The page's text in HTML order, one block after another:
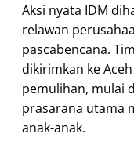
Aksi nyata IDM
relawan
pascabencana.
dikirimkan ke
pemulihan, mulai
prasarana utama
anak-anak.